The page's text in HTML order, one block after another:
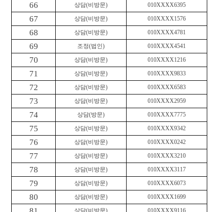
66 상담(비방문) 010XXXX6395
67 상담(비방문) 010XXXX1576
68 상담(비방문) 010XXXX4781
69 조정(법인) 010XXXX4541
70 상담(비방문) 010XXXX1216
71 상담(비방문) 010XXXX9833
72 상담(비방문) 010XXXX6583
73 상담(비방문) 010XXXX2959
74 상담(방문) 010XXXX7775
75 상담(비방문) 010XXXX9342
76 상담(비방문) 010XXXX0242
77 상담(비방문) 010XXXX3210
78 상담(비방문) 010XXXX3117
79 상담(비방문) 010XXXX6073
80 상담(비방문) 010XXXX1699
상담(비방문) 010XXXX9116